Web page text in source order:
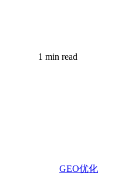
1 min read
GEO优化